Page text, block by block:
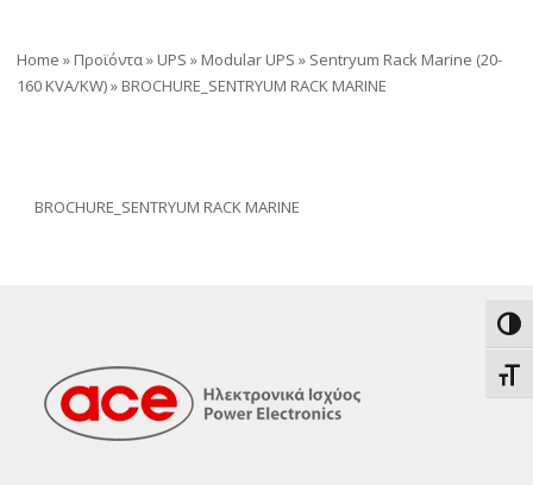
Home » Προϊόντα» UPS » Modular UPS » Sentryum Rack Marine (20-
160 KVA/KW)» BROCHURE_SENTRYUM RACK MARINE
BROCHURE_SENTRYUM RACK MARINE